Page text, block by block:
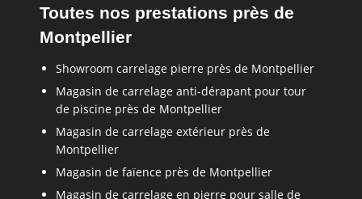
Toutes nos prestations près de
Montpellier
Showroom carrelage pierre près de Montpellier
Magasin de carrelage anti-dérapant pour tour
de piscine près de Montpellier
Magasin de carrelage extérieur près de
Montpellier
Magasin de faïence près de Montpellier
Magasin de carrelage en pierre pour salle de